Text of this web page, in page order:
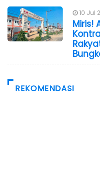
10 Jul
Miris!
REKOMENDASI